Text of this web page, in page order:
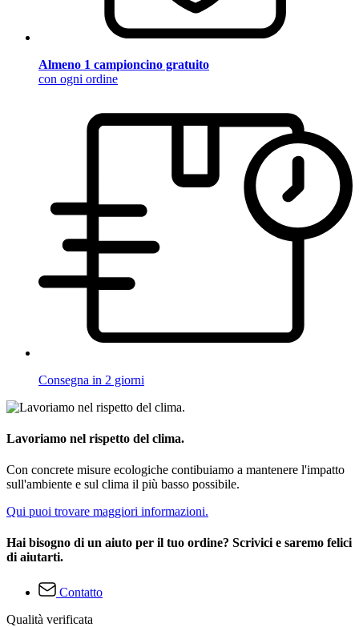
Almeno 1 campioncino gratuito
con ogni ordine
Consegna in 2 giorni
Lavoriamo nel rispetto del clima.
Con concrete misure ecologiche contibuiamo a mantenere l'impatto
sull'ambiente e sul clima il più basso possibile.
Qui puoi trovare maggiori informazioni.
Hai bisogno di un aiuto per il tuo ordine? Scrivici e saremo felici
di aiutarti.
Contatto
Qualità verificata